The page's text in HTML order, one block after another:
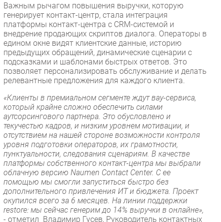
Важным рычагом повышения выручки, которую
генерирует контакт-центр, стала интеграция
платформы контакт-центра с CRM-системой и
внедрение продающих скриптов диалога. Операторы в
едином окне видят клиентские данные, историю
предыдущих обращений, динамические сценарии с
подсказками и шаблонами быстрых ответов. Это
позволяет персонализировать обслуживание и делать
релевантные предложения для каждого клиента.
«Клиенты в премиальном сегменте ждут вау-сервиса,
который крайне сложно обеспечить силами
аутсорсингового партнера. Это обусловлено и
текучестью кадров, и низким уровнем мотивации, и
отсутствием на нашей стороне возможности контроля
уровня подготовки операторов, их грамотности,
пунктуальности, следования сценариям. В качестве
платформы собственного контакт-центра мы выбрали
облачную версию Naumen Contact Center. С ее
помощью мы смогли запуститься быстро без
дополнительного привлечения ИТ и бюджета. Проект
окупился всего за 6 месяцев. На линии поддержки
restore: мы сейчас генерим до 14% выручки в онлайне»,
- отметил Владимир Гусев, Руководитель контактных